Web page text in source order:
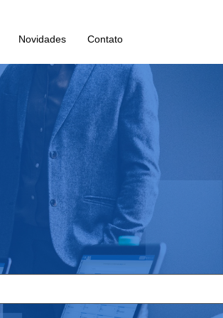
Novidades Contato